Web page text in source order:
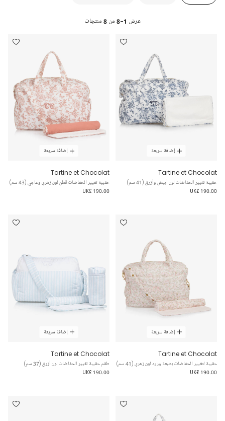
عرض 1-8 من 8 منتجات
إضافة سريعة
Tartine et Chocolat
حقيبة تغيير الحفاضات لون أبيض وأزرق (41 سم)
UK£ 190.00
إضافة سريعة
Tartine et Chocolat
حقيبة تغيير الحفاضات قطن لون زهري وعاجي (43 سم)
UK£ 190.00
إضافة سريعة
Tartine et Chocolat
حقيبة لتغيير الحفاضات بطبعة ورود لون زهري (41 سم)
UK£ 190.00
إضافة سريعة
Tartine et Chocolat
طقم حقيبة تغيير الحفاضات لون أزرق (37 سم)
UK£ 190.00